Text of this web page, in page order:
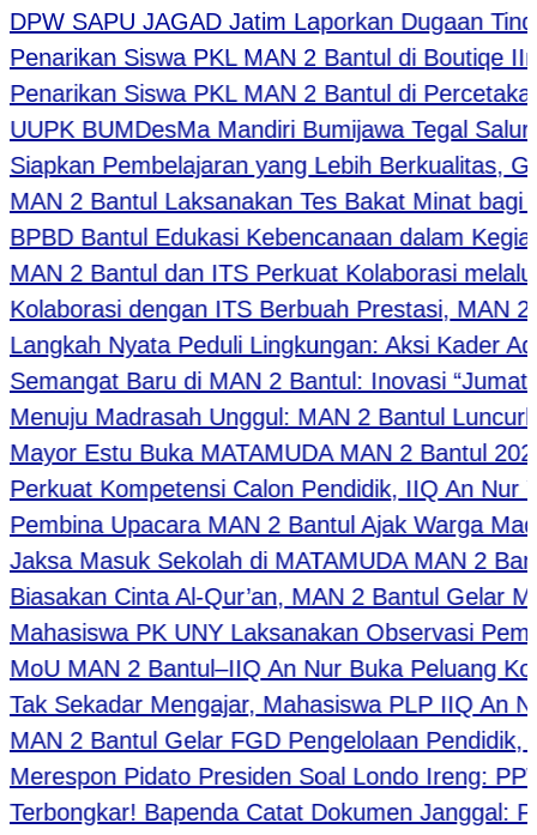
SAPU JAGAD Jatim Laporkan Dugaan Tindak
Siswa PKL MAN 2 Bantul di Boutiqe IIng
Siswa PKL MAN 2 Bantul di Percetakan
BUMDesMa Mandiri Bumijawa Tegal
Pembelajaran yang Lebih Berkualitas,
2 Bantul Laksanakan Tes Bakat Minat bagi
Bantul Edukasi Kebencanaan dalam Kegiatan
2 Bantul dan ITS Perkuat Kolaborasi melalui
dengan ITS Berbuah Prestasi, MAN 2
Nyata Peduli Lingkungan: Aksi Kader
Baru di MAN 2 Bantul: Inovasi “Jumat
Madrasah Unggul: MAN 2 Bantul Luncurkan
Estu Buka MATAMUDA MAN 2 Bantul 2026,
Kompetensi Calon Pendidik, IIQ An Nur
Upacara MAN 2 Bantul Ajak Warga
Masuk Sekolah di MATAMUDA MAN 2
Cinta Al-Qur’an, MAN 2 Bantul Gelar
PK UNY Laksanakan Observasi
MAN 2 Bantul–IIQ An Nur Buka Peluang
Sekadar Mengajar, Mahasiswa PLP IIQ An Nur
2 Bantul Gelar FGD Pengelolaan Pendidik,
Pidato Presiden Soal Londo Ireng: PPWI
Bapenda Catat Dokumen Janggal: Pria